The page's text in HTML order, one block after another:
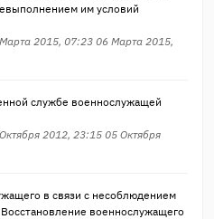
им условий
2015, 07:23 06 Марта 2015,
службе военнослужащей
2012, 23:15 05 Октября
в связи с несоблюдением
военнослужащего